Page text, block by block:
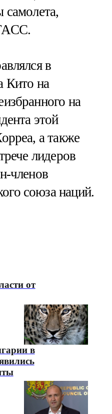
самолета,
в
Кито на
на
этой
а также
лидеров
членов
союза наций.
от
в